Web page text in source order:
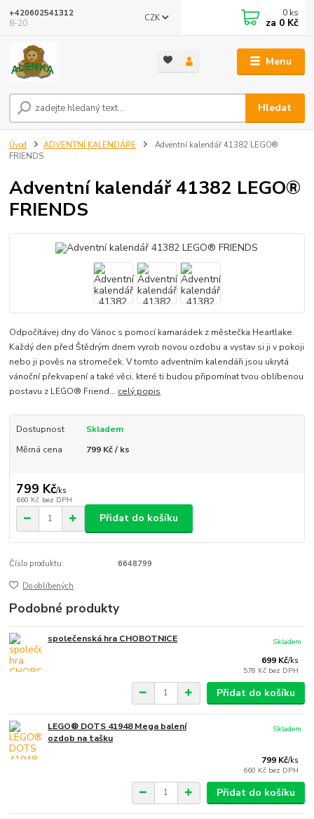
Menu
CZK
Hledat
+420602541312
8-20
0 ks
za 0 Kč
Úvod ADVENTNÍ KALENDÁŘE
Adventní kalendář 41382 LEGO®
FRIENDS
Adventní kalendář 41382 LEGO®
FRIENDS
Odpočítávej dny do Vánoc s pomocí kamarádek z městečka Heartlake.
Každý den před Štědrým dnem vyrob novou ozdobu a vystav si ji v pokoji
nebo ji pověs na stromeček. V tomto adventním kalendáři jsou ukrytá
vánoční překvapení a také věci, které ti budou připomínat tvou oblíbenou
postavu z LEGO® Friend... celý popis
Dostupnost
Skladem
Měrná cena
799 Kč / ks
799 Kč/ks
660 Kč bez DPH
Přidat do košíku
Číslo produktu: 6648799
Do oblíbených
Podobné produkty
společenská hra CHOBOTNICE
699 Kč/ks
578 Kč bez DPH
Skladem
Přidat do košíku
LEGO® DOTS 41948 Mega balení
ozdob na tašku
799 Kč/ks
660 Kč bez DPH
Skladem
Přidat do košíku